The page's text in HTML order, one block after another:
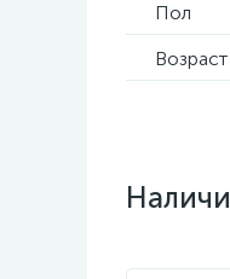
Пол
Возраст